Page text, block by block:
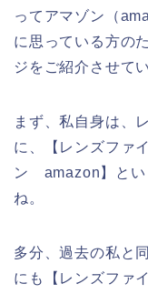
ってアマゾン（
に思っている方の
ジをご紹介させて
まず、私自身は、
に、【レンズファ
ン amazon】とい
ね。
多分、過去の私と
にも【レンズファ